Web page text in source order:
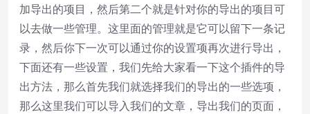
加导出的项目，然后第二个就是针对你的导出的项目可
以去做一些管理。这里面的管理就是它可以留下一条记
录，然后你下一次可以通过你的设置项再次进行导出，
下面还有一些设置，我们先给大家看一下这个插件的导
出方法，那么首先我们就选择我们的导出的一些选项，
那么这里我们可以导入我们的文章，导出我们的页面，